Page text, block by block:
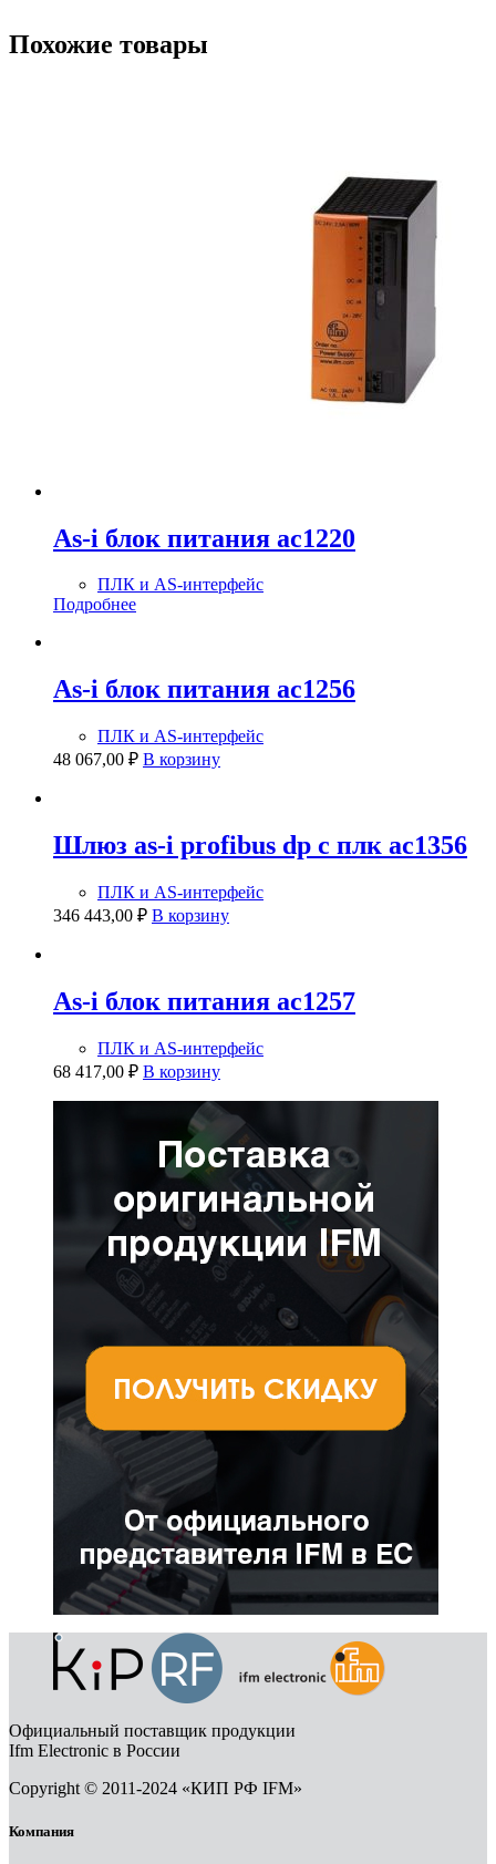
Похожие товары
As-i блок питания ac1220
ПЛК и AS-интерфейс
Подробнее
As-i блок питания ac1256
ПЛК и AS-интерфейс
48 067,00 ₽ В корзину
Шлюз as-i profibus dp с плк ac1356
ПЛК и AS-интерфейс
346 443,00 ₽ В корзину
As-i блок питания ac1257
ПЛК и AS-интерфейс
68 417,00 ₽ В корзину
Официальный поставщик продукции
Ifm Electronic в России
Copyright © 2011-2024 «КИП РФ IFM»
Компания